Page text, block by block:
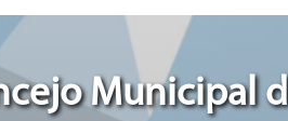
Municipal